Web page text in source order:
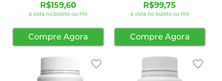
R$159,60
à vista no boleto ou PIX
Compre Agora
R$99,75
à vista no boleto ou PIX
Compre Agora